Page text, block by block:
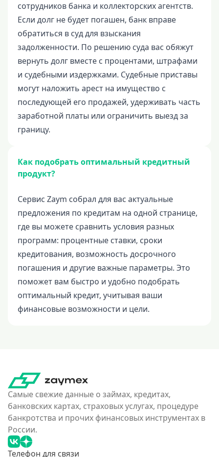
сотрудников банка и коллекторских агентств.
Если долг не будет погашен, банк вправе
обратиться в суд для взыскания
задолженности. По решению суда вас обяжут
вернуть долг вместе с процентами, штрафами
и судебными издержками. Судебные приставы
могут наложить арест на имущество с
последующей его продажей, удерживать часть
заработной платы или ограничить выезд за
границу.
Как подобрать оптимальный кредитный
продукт?
Сервис Zaym собрал для вас актуальные
предложения по кредитам на одной странице,
где вы можете сравнить условия разных
программ: процентные ставки, сроки
кредитования, возможность досрочного
погашения и другие важные параметры. Это
поможет вам быстро и удобно подобрать
оптимальный кредит, учитывая ваши
финансовые возможности и цели.
Самые свежие данные о займах, кредитах,
банковских картах, страховых услугах, процедуре
банкротства и прочих финансовых инструментах в
России.
Телефон для связи